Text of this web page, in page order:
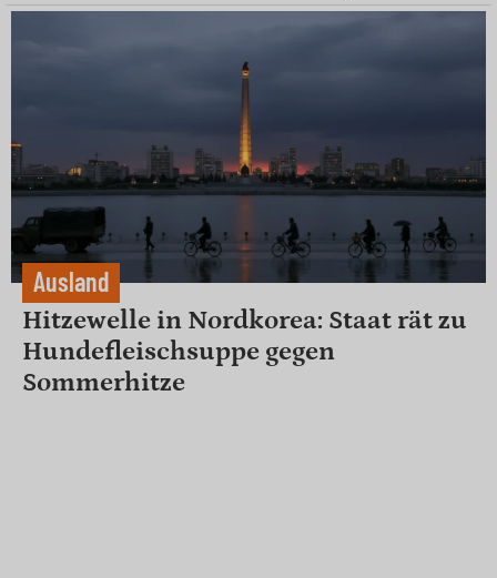
Ausland
Hitzewelle in Nordkorea: Staat rät zu
Hundefleischsuppe gegen
Sommerhitze